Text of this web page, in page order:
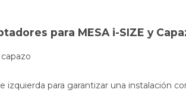
para MESA i-SIZE y
izquierda para garantizar una instalación